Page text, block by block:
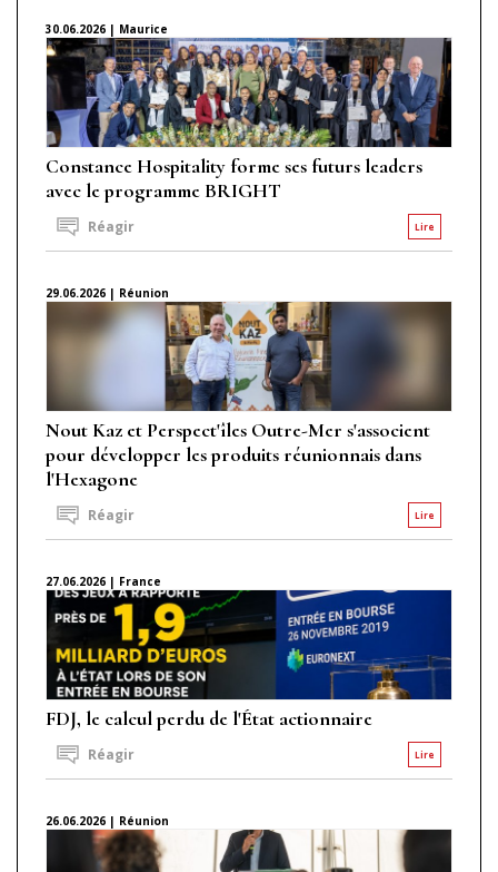
30.06.2026 | Maurice
Constance Hospitality forme ses futurs leaders
avec le programme BRIGHT
Lire
Réagir
29.06.2026 | Réunion
Nout Kaz et Perspect'îles Outre-Mer s'associent
pour développer les produits réunionnais dans
l'Hexagone
Lire
Réagir
27.06.2026 | France
FDJ, le calcul perdu de l'État actionnaire
Lire
Réagir
26.06.2026 | Réunion